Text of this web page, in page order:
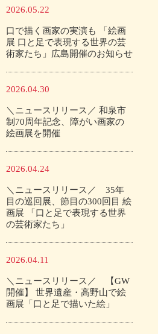
2026.05.22
口で描く画家の実演も 「絵画
展 口と足で表現する世界の芸
術家たち」広島開催のお知らせ
2026.04.30
＼ニュースリリース／ 和泉市
制70周年記念、障がい画家の
絵画展を開催
2026.04.24
＼ニュースリリース／ 35年
目の巡回展、節目の300回目 絵
画展 「口と足で表現する世界
の芸術家たち」
2026.04.11
＼ニュースリリース／ 【GW
開催】 世界遺産・高野山で絵
画展「口と足で描いた絵」